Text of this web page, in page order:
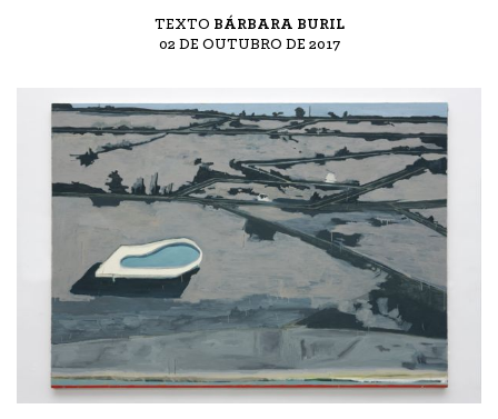
TEXTO BÁRBARA BURIL
02 DE OUTUBRO DE 2017